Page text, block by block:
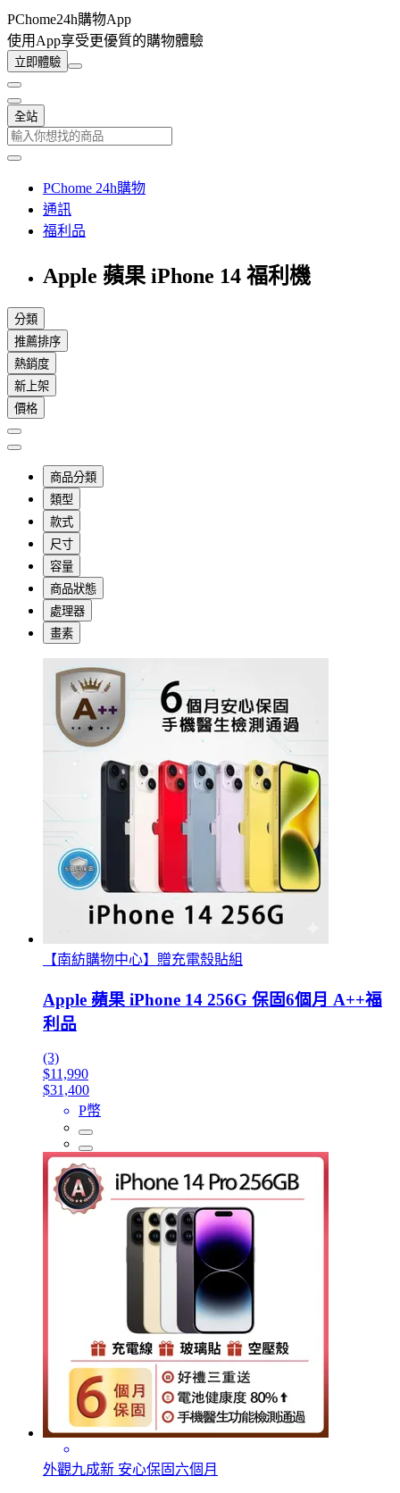
PChome24h購物App
使用App享受更優質的購物體驗
立即體驗
全站
PChome 24h購物
通訊
福利品
Apple 蘋果 iPhone 14 福利機
分類
推薦排序
熱銷度
新上架
價格
商品分類
類型
款式
尺寸
容量
商品狀態
處理器
畫素
【南紡購物中心】贈充電殼貼組
Apple 蘋果 iPhone 14 256G 保固6個月 A++福
利品
(3)
$11,990
$31,400
P幣
外觀九成新 安心保固六個月